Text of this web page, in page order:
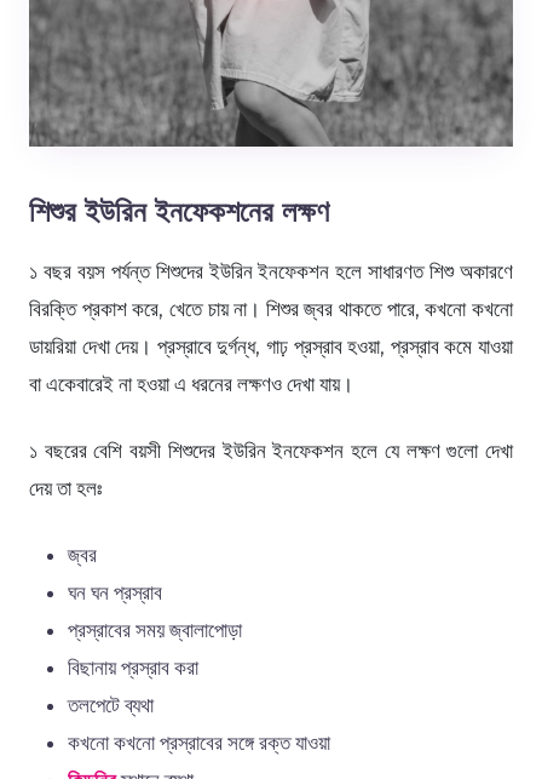
শিশুর ইউরিন ইনফেকশনের লক্ষণ
১ বছর বয়স পর্যন্ত শিশুদের ইউরিন ইনফেকশন হলে সাধারণত শিশু অকারণে
বিরক্তি প্রকাশ করে, খেতে চায় না। শিশুর জ্বর থাকতে পারে, কখনো কখনো
ডায়রিয়া দেখা দেয়। প্রস্রাবে দুর্গন্ধ, গাঢ় প্রস্রাব হওয়া, প্রস্রাব কমে যাওয়া
বা একেবারেই না হওয়া এ ধরনের লক্ষণও দেখা যায়।
১ বছরের বেশি বয়সী শিশুদের ইউরিন ইনফেকশন হলে যে লক্ষণ গুলো দেখা
দেয় তা হলঃ
জ্বর
ঘন ঘন প্রস্রাব
প্রস্রাবের সময় জ্বালাপোড়া
বিছানায় প্রস্রাব করা
তলপেটে ব্যথা
কখনো কখনো প্রস্রাবের সঙ্গে রক্ত যাওয়া